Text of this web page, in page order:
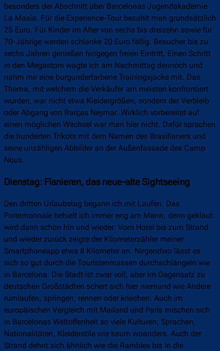
besonders der Abschnitt über Barcelonas Jugendakademie
La Masia. Für die Experience-Tour bezahlt man grundsätzlich
25 Euro. Für Kinder im Alter von sechs bis dreizehn sowie für
70-Jährige werden schlanke 20 Euro fällig. Besucher bis zu
sechs Jahren genießen hingegen freien Eintritt. Einen Schritt
in den Megastore wagte ich am Nachmittag dennoch und
nahm mir eine burgunderfarbene Trainingsjacke mit. Das
Thema, mit welchem die Verkäufer am meisten konfrontiert
wurden, war nicht etwa Kleidergrößen, sondern der Verbleib
oder Abgang von Barças Neymar. Wirklich vorbereitet auf
einen möglichen Wechsel war man hier nicht. Dafür sprachen
die hunderten Trikots mit dem Namen des Brasilianers und
seine unzähligen Abbilder an der Außenfassade des Camp
Nous.
Dienstag: Flanieren, das neue-alte Sightseeing
Den dritten Urlaubstag begann ich mit Laufen. Das
Portemonnaie behielt ich immer eng am Mann, denn geklaut
wird dann schon hin und wieder. Vom Hotel bis zum Strand
und wieder zurück zeigte der Kilometerzähler meiner
Smartphoneapp etwa 8 Kilometer an. Nirgendwo lässt es
sich so gut durch die Touristenmassen durchschlängeln wie
in Barcelona. Die Stadt ist zwar voll, aber im Gegensatz zu
deutschen Großstädten schert sich hier niemand wie Andere
rumlaufen, springen, rennen oder kriechen. Auch im
europäischen Vergleich mit Mailand und Paris mischen sich
in Barcelonas Weltoffenheit so viele Kulturen, Sprachen,
Nationalitäten, Kleiderstile wie kaum woanders. Auch der
Strand dehnt sich ähnlich wie die Rambles bis in die